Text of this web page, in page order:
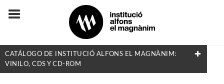
CATÁLOGO DE INSTITUCIÓ ALFONS EL MAGNÀNIM:
VINILO, CDS Y CD-ROM